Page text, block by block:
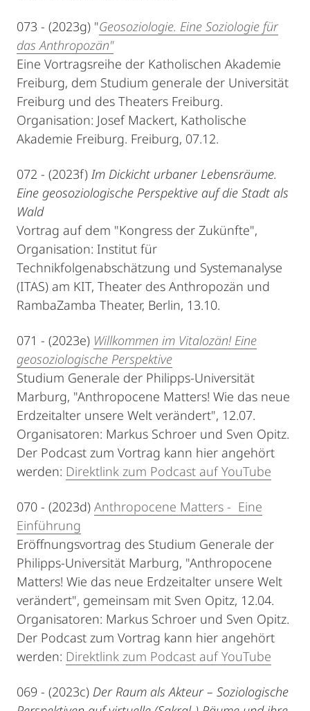
073 - (2023g) "Geosoziologie. Eine Soziologie für
das Anthropozän"
Eine Vortragsreihe der Katholischen Akademie
Freiburg, dem Studium generale der Universität
Freiburg und des Theaters Freiburg.
Organisation: Josef Mackert, Katholische
Akademie Freiburg. Freiburg, 07.12.
072 - (2023f) Im Dickicht urbaner Lebensräume.
Eine geosoziologische Perspektive auf die Stadt als
Wald
Vortrag auf dem "Kongress der Zukünfte",
Organisation: Institut für
Technikfolgenabschätzung und Systemanalyse
(ITAS) am KIT, Theater des Anthropozän und
RambaZamba Theater, Berlin, 13.10.
071 - (2023e) Willkommen im Vitalozän! Eine
geosoziologische Perspektive
Studium Generale der Philipps-Universität
Marburg, "Anthropocene Matters! Wie das neue
Erdzeitalter unsere Welt verändert", 12.07.
Organisatoren: Markus Schroer und Sven Opitz.
Der Podcast zum Vortrag kann hier angehört
werden: Direktlink zum Podcast auf YouTube
070 - (2023d) Anthropocene Matters - Eine
Einführung
Eröffnungsvortrag des Studium Generale der
Philipps-Universität Marburg, "Anthropocene
Matters! Wie das neue Erdzeitalter unsere Welt
verändert", gemeinsam mit Sven Opitz, 12.04.
Organisatoren: Markus Schroer und Sven Opitz.
Der Podcast zum Vortrag kann hier angehört
werden: Direktlink zum Podcast auf YouTube
069 - (2023c) Der Raum als Akteur – Soziologische